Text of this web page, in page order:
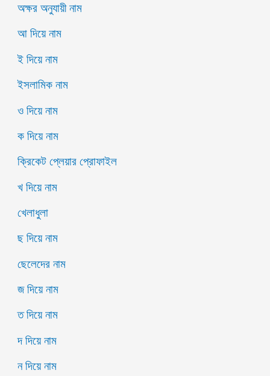
অক্ষর অনুযায়ী নাম
আ দিয়ে নাম
ই দিয়ে নাম
ইসলামিক নাম
ও দিয়ে নাম
ক দিয়ে নাম
ক্রিকেট প্লেয়ার প্রোফাইল
খ দিয়ে নাম
খেলাধুলা
ছ দিয়ে নাম
ছেলেদের নাম
জ দিয়ে নাম
ত দিয়ে নাম
দ দিয়ে নাম
ন দিয়ে নাম